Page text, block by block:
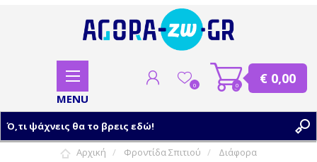
0 0 € 0,00
Αρχική Φροντίδα Σπιτιού
Διάφορα